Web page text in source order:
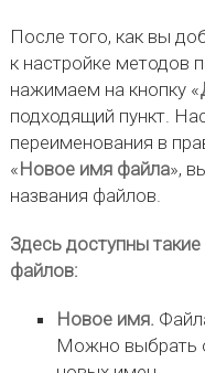
После того, как вы
к настройке методов
нажимаем на кнопку «
подходящий пункт.
переименования в
«Новое имя файла»,
названия файлов.
Здесь доступны
файлов:
Новое имя.
Можно выбрать